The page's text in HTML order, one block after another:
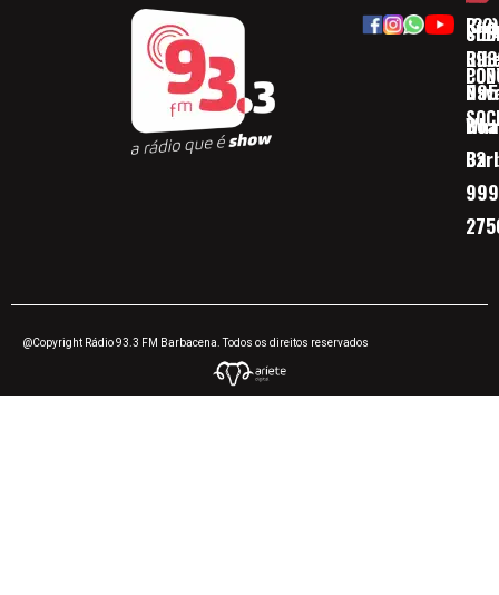
(32)
32
@Copyright Rádio 93.3 FM Barbacena. Todos os direitos reservados